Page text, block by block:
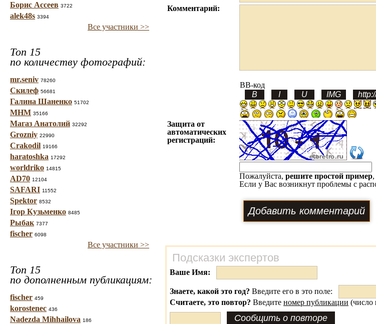
Борис Ассеев 3722
alek48s 3394
Все участники >>
Топ 15
по количеству фотографий:
mr.seniv 78260
Скилеф 56681
Галина Шаненко 51702
МНМ 35166
Магаз Анатолий 32292
Grozniy 22990
Crakodil 19166
haratoshka 17292
worldriko 14815
AD70 12104
SAFARI 11552
Spektor 8532
Ігор Кузьменко 8485
Рыбак 7377
fischer 6098
Все участники >>
Топ 15
по дополненным публикациям:
fischer 459
korostenec 436
Nadezda Mihhailova 186
Комментарий:
BB-код
Защита от
автоматических
регистраций:
Пожалуйста, решите простой пример
Если у Вас возникнут проблемы с
Подсказки экспертов
Ваше Имя:
Знаете, какой это год? Введите его в это поле:
Считаете, это повтор? Введите номер публикации (число